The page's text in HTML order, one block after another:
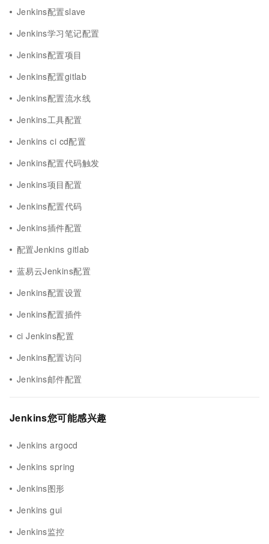
Jenkins配置slave
Jenkins学习笔记配置
Jenkins配置项目
Jenkins配置gitlab
Jenkins配置流水线
Jenkins工具配置
Jenkins ci cd配置
Jenkins配置代码触发
Jenkins项目配置
Jenkins配置代码
Jenkins插件配置
配置Jenkins gitlab
蓝易云Jenkins配置
Jenkins配置设置
Jenkins配置插件
ci Jenkins配置
Jenkins配置访问
Jenkins邮件配置
Jenkins您可能感兴趣
Jenkins argocd
Jenkins spring
Jenkins图形
Jenkins gui
Jenkins监控